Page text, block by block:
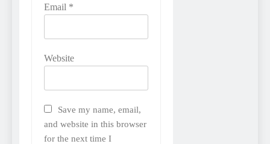
Email *
Website
Save my name, email,
and website in this browser
for the next time I